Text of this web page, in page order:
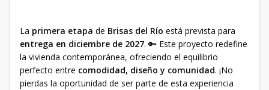
La primera etapa de Brisas del Río está prevista para
entrega en diciembre de 2027. 🔑 Este proyecto redefine
la vivienda contemporánea, ofreciendo el equilibrio
perfecto entre comodidad, diseño y comunidad. ¡No
pierdas la oportunidad de ser parte de esta experiencia